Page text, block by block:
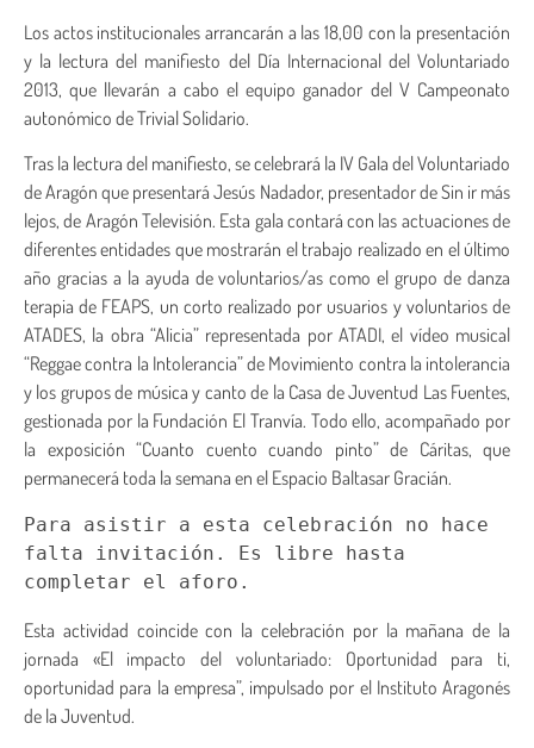
Los actos institucionales arrancarán a las 18,00 con la presentación
y la lectura del manifiesto del Día Internacional del Voluntariado
2013, que llevarán a cabo el equipo ganador del V Campeonato
autonómico de Trivial Solidario.
Tras la lectura del manifiesto, se celebrará la IV Gala del Voluntariado
de Aragón que presentará Jesús Nadador, presentador de Sin ir más
lejos, de Aragón Televisión. Esta gala contará con las actuaciones de
diferentes entidades que mostrarán el trabajo realizado en el último
año gracias a la ayuda de voluntarios/as como el grupo de danza
terapia de FEAPS, un corto realizado por usuarios y voluntarios de
ATADES, la obra “Alicia” representada por ATADI, el vídeo musical
“Reggae contra la Intolerancia” de Movimiento contra la intolerancia
y los grupos de música y canto de la Casa de Juventud Las Fuentes,
gestionada por la Fundación El Tranvía. Todo ello, acompañado por
la exposición “Cuanto cuento cuando pinto” de Cáritas, que
permanecerá toda la semana en el Espacio Baltasar Gracián.
Para asistir a esta celebración no hace
falta invitación. Es libre hasta
completar el aforo.
Esta actividad coincide con la celebración por la mañana de la
jornada «El impacto del voluntariado: Oportunidad para ti,
oportunidad para la empresa”, impulsado por el Instituto Aragonés
de la Juventud.